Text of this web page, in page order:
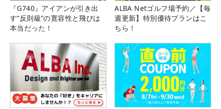
『G740』アイアンが引き出
す“反則級”の寛容性と飛びは
本当だった！
ALBA Netゴルフ場予約／【毎
週更新】特別優待プランはこ
ちら！